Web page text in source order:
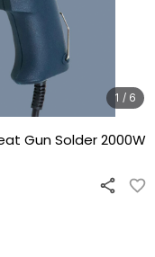
1 / 6
Gun Solder 2000W